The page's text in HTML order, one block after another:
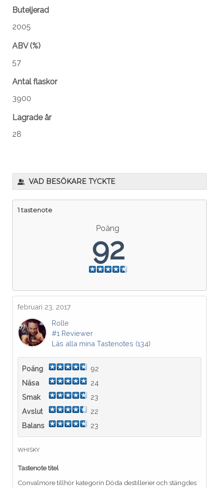
Buteljerad
2005
ABV (%)
57
Antal flaskor
3900
Lagrade år
28
VAD BESÖKARE TYCKTE
1 tastenote
Poäng
92
februari 23, 2017
Rolle
#1 Reviewer
Läs alla mina Tastenotes (134)
Poäng
92
Näsa
24
Smak
23
Avslut
22
Balans
23
WHISKY
Tastenote titel
Convalmore tillhör kategorin Döda destillerier och stängdes